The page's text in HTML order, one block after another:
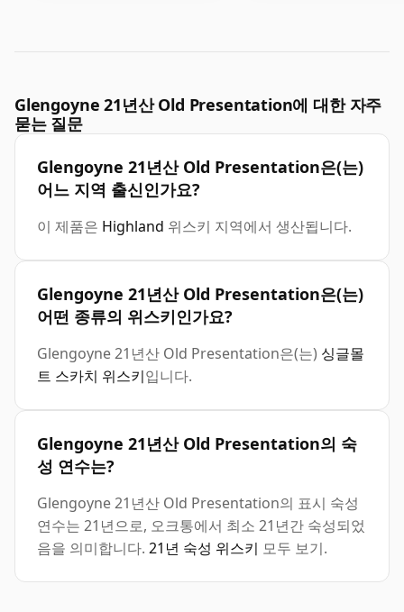
Glengoyne 21년산 Old Presentation에 대한 자주
묻는 질문
Glengoyne 21년산 Old Presentation은(는)
어느 지역 출신인가요?
이 제품은 Highland 위스키 지역에서 생산됩니다.
Glengoyne 21년산 Old Presentation은(는)
어떤 종류의 위스키인가요?
Glengoyne 21년산 Old Presentation은(는) 싱글몰
트 스카치 위스키입니다.
Glengoyne 21년산 Old Presentation의 숙
성 연수는?
Glengoyne 21년산 Old Presentation의 표시 숙성
연수는 21년으로, 오크통에서 최소 21년간 숙성되었
음을 의미합니다. 21년 숙성 위스키 모두 보기.